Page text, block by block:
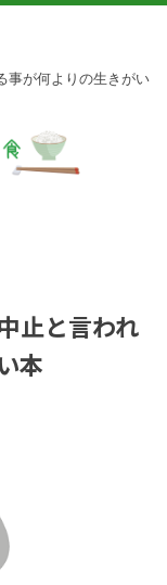
事が何よりの生きがい
止と言われ
本